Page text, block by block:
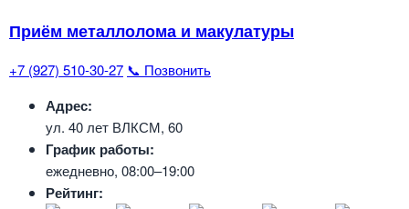
Приём металлолома и макулатуры
+7 (927) 510-30-27 📞 Позвонить
Адрес:
ул. 40 лет ВЛКСМ, 60
График работы:
ежедневно, 08:00–19:00
Рейтинг: